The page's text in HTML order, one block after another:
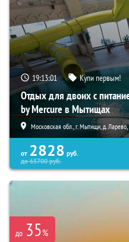
19:12:59 Купи первым!
Отдых для двоих с
by Mercure в Мытищах
Московская обл., г. Мытищи, д. Ларево,
от 2828 руб.
до65700руб.
до 35%